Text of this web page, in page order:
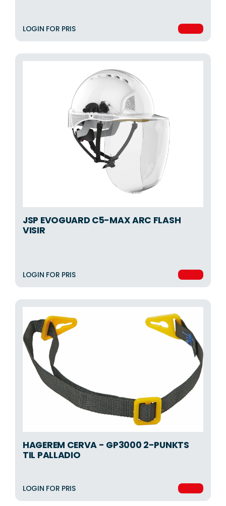
LOGIN FOR PRIS
JSP EVOGUARD C5-MAX ARC FLASH
VISIR
LOGIN FOR PRIS
HAGEREM CERVA - GP3000 2-PUNKTS
TIL PALLADIO
LOGIN FOR PRIS